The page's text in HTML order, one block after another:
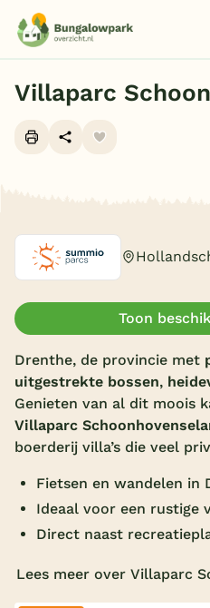
Last
Onze
Indoor
Alle
Keuzehulp
Villaparc
Toon
Drenthe, de provincie met
uitgestrekte bossen,
Genieten van al dit moois
Villaparc
boerderij villa’s die veel
Fietsen en wandelen in
Ideaal voor een rustige
Direct naast
Lees meer over Villaparc